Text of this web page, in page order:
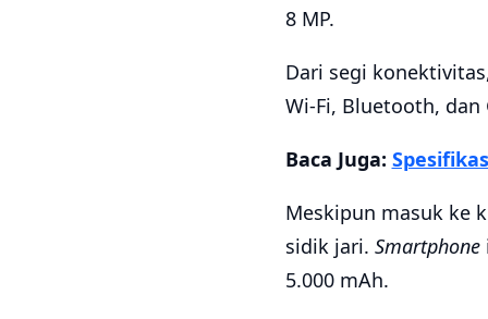
8 MP.
Dari segi
Wi-Fi, Bluetooth, dan
Baca Juga:
Meskipun masuk ke
sidik jari. Smartphone
5.000 mAh.